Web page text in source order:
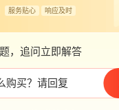
服务贴心 响应及时
，追问立即解答
购买？请回复